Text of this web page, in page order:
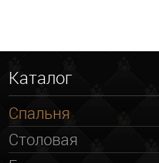
Каталог
Спальня
Столовая